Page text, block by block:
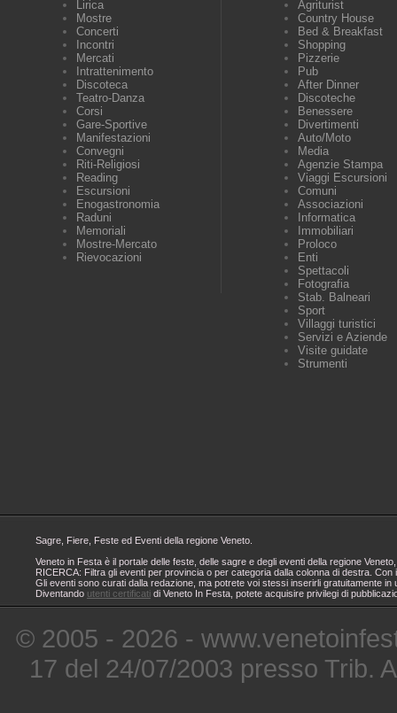
Lirica
Mostre
Concerti
Incontri
Mercati
Intrattenimento
Discoteca
Teatro-Danza
Corsi
Gare-Sportive
Manifestazioni
Convegni
Riti-Religiosi
Reading
Escursioni
Enogastronomia
Raduni
Memoriali
Mostre-Mercato
Rievocazioni
Agriturist
Country House
Bed & Breakfast
Shopping
Pizzerie
Pub
After Dinner
Discoteche
Benessere
Divertimenti
Auto/Moto
Media
Agenzie Stampa
Viaggi Escursioni
Comuni
Associazioni
Informatica
Immobiliari
Proloco
Enti
Spettacoli
Fotografia
Stab. Balneari
Sport
Villaggi turistici
Servizi e Aziende
Visite guidate
Strumenti
Sagre, Fiere, Feste ed Eventi della regione Veneto.
Veneto in Festa è il portale delle feste, delle sagre e degli eventi della regione
RICERCA: Filtra gli eventi per provincia o per categoria dalla colonna di destra.
Gli eventi sono curati dalla redazione, ma potrete voi stessi inserirli gratuitamente
Diventando utenti certificati di Veneto In Festa, potete acquisire privilegi di
© 2005 - 2026 -
17 del 24/07/2003 presso Trib.